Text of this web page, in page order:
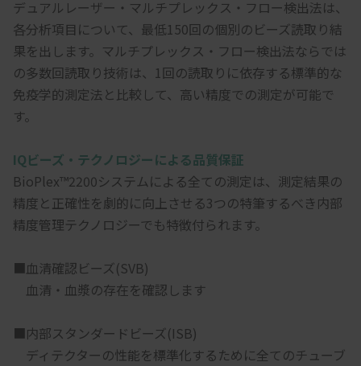
デュアルレーザー・マルチプレックス・フロー検出法は、
各分析項目について、最低150回の個別のビーズ読取り結
果を出します。マルチプレックス・フロー検出法ならでは
の多数回読取り技術は、1回の読取りに依存する標準的な
免疫学的測定法と比較して、高い精度での測定が可能で
す。
IQビーズ・テクノロジーによる品質保証
BioPlex™2200システムによる全ての測定は、測定結果の
精度と正確性を劇的に向上させる3つの特筆するべき内部
精度管理テクノロジーでも特徴付られます。
■血清確認ビーズ(SVB)
血清・血漿の存在を確認します
■内部スタンダードビーズ(ISB)
ディテクターの性能を標準化するために全てのチューブ